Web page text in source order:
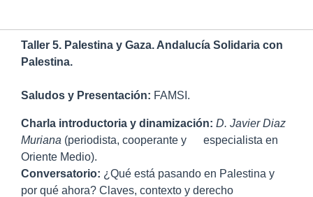
Taller 5. Palestina y Gaza. Andalucía Solidaria con
Palestina.
Saludos y Presentación: FAMSI.
Charla introductoria y dinamización: D. Javier Diaz
Muriana (periodista, cooperante y especialista en
Oriente Medio).
Conversatorio: ¿Qué está pasando en Palestina y
por qué ahora? Claves, contexto y derecho